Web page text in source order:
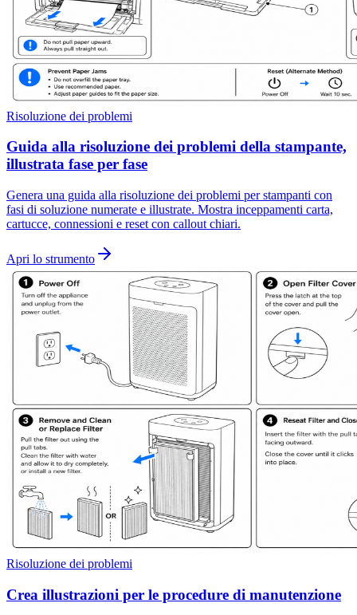
Risoluzione dei problemi
Guida alla risoluzione dei problemi della stampante,
illustrata fase per fase
Genera una guida alla risoluzione dei problemi per stampanti con
fasi di soluzione numerate e illustrate. Mostra inceppamenti carta,
cartucce, connessioni e reset con callout chiari.
Apri lo strumento
Risoluzione dei problemi
Crea illustrazioni per le procedure di manutenzione